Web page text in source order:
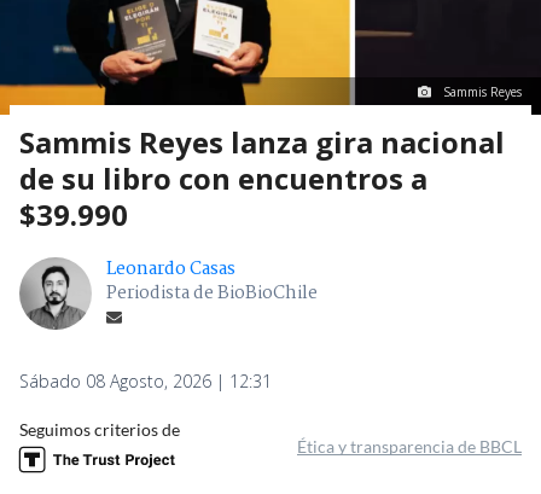
Sammis Reyes
Sammis Reyes lanza gira nacional
de su libro con encuentros a
$39.990
Leonardo Casas
Periodista de BioBioChile
Sábado 08 Agosto, 2026 | 12:31
Seguimos criterios de
Ética y transparencia de BBCL